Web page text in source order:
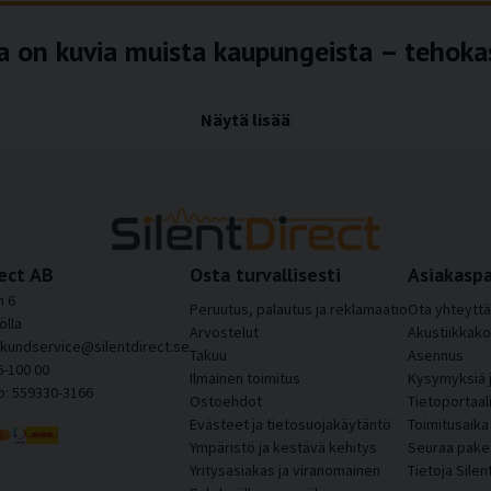
kuvia muista kaupungeista –
kuin usein ajattelemme. Kovapintaisissa tiloissa ääni voi
on suunniteltu sopimaan luonnollisesti huoneen
tiloissa kuin julkisissa ja ammattimaisissa ympäristöissä.
parempi huoneakustiikka
absorboimaan tehokkaasti ääniaaltoja ja vähentämään
vaimenevat, huone tuntuu rauhallisemmalta ja
taustamelua koetaan vähemmän häiritsevänä ja
joissa on paljon ihmisiä samanaikaisesti tai
Näytä lisää
AB
6
100 00
559330-3166
Osta turvallisesti
Peruutus, palautus ja reklamaatio
Arvostelut
Takuu
Ilmainen toimitus
Ostoehdot
Evästeet ja tietosuojakäytäntö
Ympäristö ja kestävä kehitys
Yritysasiakas ja viranomainen
Ota yhteyttä
Asennus
Kysymyksiä
Tietoportaali
Toimitusaika
Seuraa
Tietoja